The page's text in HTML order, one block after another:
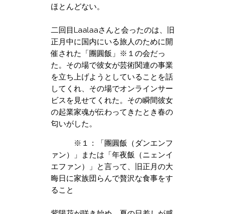
ほとんどない。
二回目Laalaaさんと会ったのは、旧
正月中に国内にいる旅人のために開
催された「團圓飯」
※１の会だっ
た。その場で彼女が芸術関連の事業
を立ち上げようとしていることを話
してくれ、その場でオンラインサー
ビスを見せてくれた。その瞬間彼女
の起業家魂が伝わってきたとき春の
匂いがした。
※１：「團圓飯（ダンエンフ
ァン）」または「年夜飯（ニェンイ
エファン）」と言って、旧正月の大
晦日に家族団らんで贅沢な食事をす
ること